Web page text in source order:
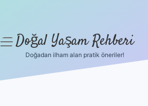
menüyüDoğal Yaşam Rehberi
Doğadan ilham alan pratik öneriler!